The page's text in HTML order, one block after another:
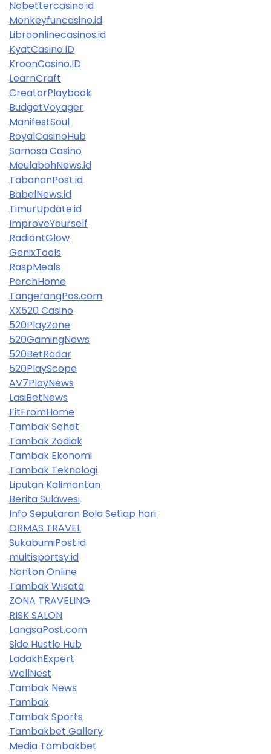
Nobettercasino.id
Monkeyfuncasino.id
Libraonlinecasinos.id
KyatCasino.ID
KroonCasino.ID
LearnCraft
CreatorPlaybook
BudgetVoyager
ManifestSoul
RoyalCasinoHub
Samosa Casino
MeulabohNews.id
TabananPost.id
BabelNews.id
TimurUpdate.id
ImproveYourself
RadiantGlow
GenixTools
RaspMeals
PerchHome
TangerangPos.com
XX520 Casino
520PlayZone
520GamingNews
520BetRadar
520PlayScope
AV7PlayNews
LasiBetNews
FitFromHome
Tambak Sehat
Tambak Zodiak
Tambak Ekonomi
Tambak Teknologi
Liputan Kalimantan
Berita Sulawesi
Info Seputaran Bola Setiap hari
ORMAS TRAVEL
SukabumiPost.id
multisportsy.id
Nonton Online
Tambak Wisata
ZONA TRAVELING
RISK SALON
LangsaPost.com
Side Hustle Hub
LadakhExpert
WellNest
Tambak News
Tambak
Tambak Sports
Tambakbet Gallery
Media Tambakbet